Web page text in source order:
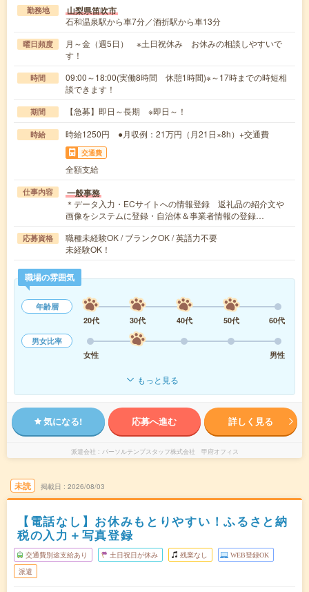
勤務地 山梨県笛吹市
石和温泉駅から車7分／酒折駅から車13分
曜日頻度
月～金（週5日） ※土日祝休み お休みの相談しやすいで
す！
時間
09:00～18:00(実働8時間 休憩1時間)※～17時までの時短相
談できます！
期間 【急募】即日～長期 ※即日～！
時給 時給1250円 ●月収例：21万円（月21日×8h）+交通費
交通費
全額支給
仕事内容 一般事務
＊データ入力・ECサイトへの情報登録 返礼品の紹介文や
画像をシステムに登録・自治体＆事業者情報の登録…
応募資格
職種未経験OK / ブランクOK / 英語力不要
未経験OK！
職場の雰囲気
年齢層
20代
30代 40代 50代
60代
男女比率
女性
男性
もっと見る
気になる! 応募へ進む 詳しく見る
派遣会社 パーソルテンプスタッフ株式会社 甲府オフィス
未読 掲載日 2026/08/03
【電話なし】お休みもとりやすい！ふるさと納
税の入力＋写真登録
交通費別途支給あり 土日祝日が休み 残業なし WEB登録OK
派遣